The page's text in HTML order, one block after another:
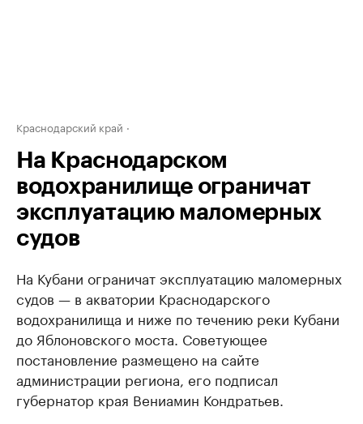
Краснодарский край
На Краснодарском
водохранилище ограничат
эксплуатацию маломерных
судов
На Кубани ограничат эксплуатацию маломерных
судов — в акватории Краснодарского
водохранилища и ниже по течению реки Кубани
до Яблоновского моста. Советующее
постановление размещено на сайте
администрации региона, его подписал
губернатор края Вениамин Кондратьев.